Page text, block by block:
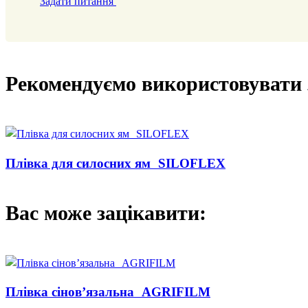
Рекомендуємо використовувати
Плівка для силосних ям SILOFLEX
Вас може зацікавити:
Плівка сінов’язальна AGRIFILM